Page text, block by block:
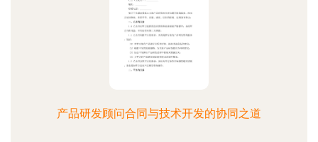
产品研发顾问合同与技术开发的协同之道